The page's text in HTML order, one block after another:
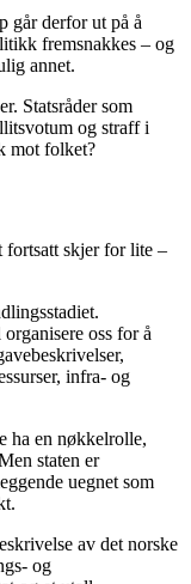
går derfor ut på å
fremsnakkes – og
annet.
Statsråder som
og straff i
mot folket?
fortsatt skjer for lite –
oss for å
infra- og
ha en nøkkelrolle,
staten er
uegnet som
av det norske
og